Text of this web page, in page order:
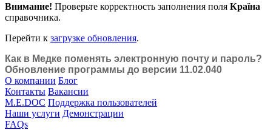
Внимание! Проверьте корректность заполнения поля Країна
справочника.
Перейти к загрузке обновления.
Как в Медке поменять электронную почту и пароль?
Обновление программы до версии 11.02.040
О компании Блог
Контакты Вакансии
M.E.DOC Поддержка пользователей
Наши услуги Демонстрации
FAQs